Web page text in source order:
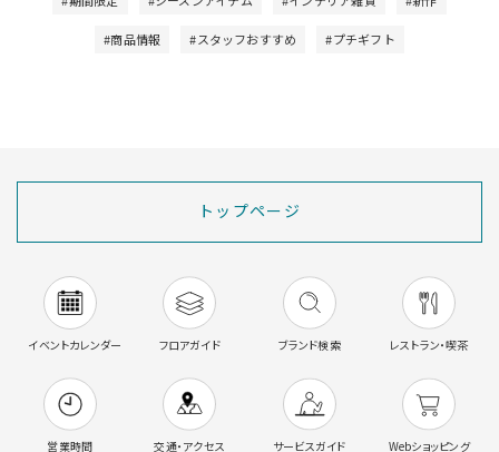
#商品情報 #スタッフおすすめ #プチギフト
トップページ
イベントカレンダー フロアガイド ブランド検索 レストラン・喫茶
営業時間 交通・アクセス サービスガイド Webショッピング